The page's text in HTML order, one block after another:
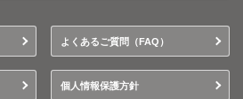
よくあるご質問（FAQ）
個人情報保護方針